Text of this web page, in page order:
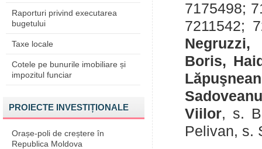
Raporturi privind executarea
bugetului
Taxe locale
Cotele pe bunurile imobiliare și
impozitul funciar
PROIECTE INVESTIȚIONALE
Orașe-poli de creștere în
Republica Moldova
7175498;
7211542;
Boris,
Viilor, s.
Pelivan, s.